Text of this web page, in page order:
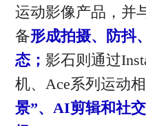
运动影像产品，并
备形成拍摄、防抖
态； 影石则通过
机、Ace系列运动
景”、AI剪辑和社